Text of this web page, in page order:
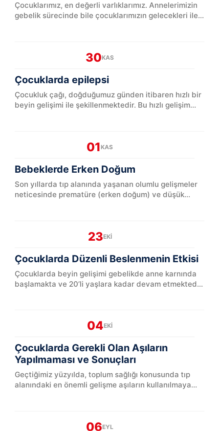
Çocuklarımız, en değerli varlıklarımız. Annelerimizin
gebelik sürecinde bile çocuklarımızın gelecekleri ile
30KAS
Çocuklarda epilepsi
Çocukluk çağı, doğduğumuz günden itibaren hızlı bir
beyin gelişimi ile şekillenmektedir. Bu hızlı gelişim
01KAS
Bebeklerde Erken Doğum
Son yıllarda tıp alanında yaşanan olumlu gelişmeler
neticesinde prematüre (erken doğum) ve düşük
23EKI
Çocuklarda Düzenli Beslenmenin Etkisi
Çocuklarda beyin gelişimi gebelikde anne karnında
başlamakta ve 20’li yaşlara kadar devam etmektedir.
04EKI
Çocuklarda Gerekli Olan Aşıların
Yapılmaması ve Sonuçları
Geçtiğimiz yüzyılda, toplum sağlığı konusunda tıp
alanındaki en önemli gelişme aşıların kullanılmaya
06EYL